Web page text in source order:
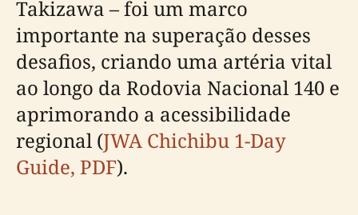
Takizawa – foi um marco
importante na superação desses
desafios, criando uma artéria vital
ao longo da Rodovia Nacional 140 e
aprimorando a acessibilidade
regional (JWA Chichibu 1-Day
Guide, PDF).